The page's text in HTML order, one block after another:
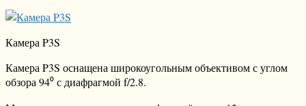
Камера P3S
Камера P3S оснащена широкоугольным объективом с углом
обзора 94⁰ с диафрагмой f/2.8.